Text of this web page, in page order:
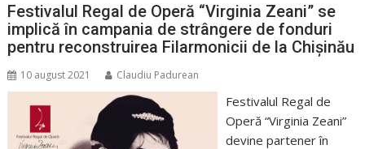
Festivalul Regal de Operă “Virginia Zeani” se
implică în campania de strângere de fonduri
pentru reconstruirea Filarmonicii de la Chișinău
10 august 2021 Claudiu Padurean
Festivalul Regal de
Operă “Virginia Zeani”
devine partener în